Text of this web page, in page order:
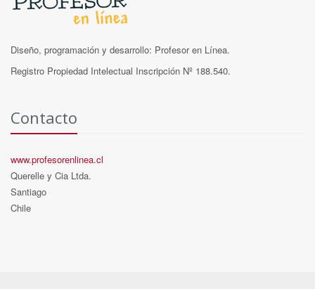
Diseño, programación y desarrollo: Profesor en Línea.
Registro Propiedad Intelectual Inscripción Nº 188.540.
Contacto
www.profesorenlinea.cl
Querelle y Cia Ltda.
Santiago
Chile